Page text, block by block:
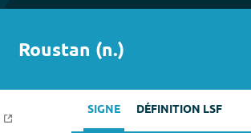
Roustan (n.)
SIGNE DÉFINITION LSF